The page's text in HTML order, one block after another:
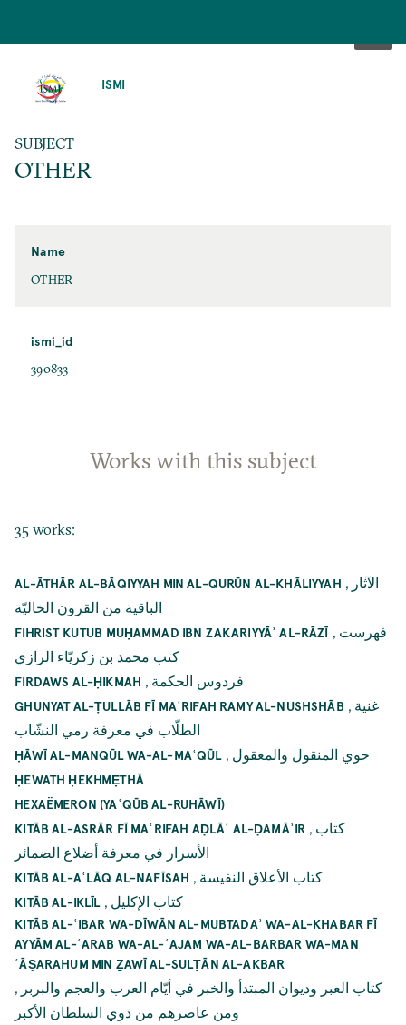
ISMI
SUBJECT
OTHER
Name
OTHER
ismi_id
390833
Works with this subject
35 works:
AL-ĀTHĀR AL-BĀQIYYAH MIN AL-QURŪN AL-KHĀLIYYAH , الآثار
الباقية من القرون الخاليّة
FIHRIST KUTUB MUḤAMMAD IBN ZAKARIYYĀʾ AL-RĀZĪ , فهرست
كتب محمد بن زكريّاء الرازي
FIRDAWS AL-ḤIKMAH , فردوس الحكمة
GHUNYAT AL-ṬULLĀB FĪ MAʿRIFAH RAMY AL-NUSHSHĀB , غنية
الطلّاب في معرفة رمي النشّاب
ḤĀWĪ AL-MANQŪL WA-AL-MAʿQŪL, حوي المنقول والمعقول
ḤEWATH ḤEKHMẸTHĀ
HEXAËMERON (YAʿQŪB AL-RUHĀWĪ)
KITĀB AL-ASRĀR FĪ MAʿRIFAH AḌLĀʿ AL-ḌAMĀʾIR , کتاب
الأسرار في معرفة أضلاع الضمائر
KITĀB AL-AʿLĀQ AL-NAFĪSAH , كتاب الأعلاق النفيسة
KITĀB AL-IKLĪL, كتاب الإکليل
KITĀB AL-ʿIBAR WA-DĪWĀN AL-MUBTADAʾ WA-AL-KHABAR FĪ
AYYĀM AL-ʿARAB WA-AL-ʿAJAM WA-AL-BARBAR WA-MAN
ʿĀṢARAHUM MIN ẔAWĪ AL-SULṬĀN AL-AKBAR
, كتاب العبر وديوان المبتدأ والخبر في أيّام العرب والعجم والبربر
ومن عاصرهم من ذوي السلطان الأكبر